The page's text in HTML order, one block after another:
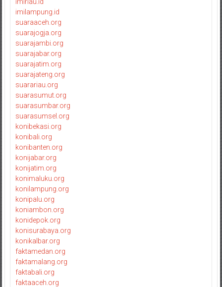
imilampung.id
suaraaceh.org
suarajogja.org
suarajambi.org
suarajabar.org
suarajatim.org
suarajateng.org
suarariau.org
suarasumut.org
suarasumbar.org
suarasumsel.org
konibekasi.org
konibali.org
konibanten.org
konijabar.org
konijatim.org
konimaluku.org
konilampung.org
konipalu.org
koniambon.org
konidepok.org
konisurabaya.org
konikalbar.org
faktamedan.org
faktamalang.org
faktabali.org
faktaaceh.org